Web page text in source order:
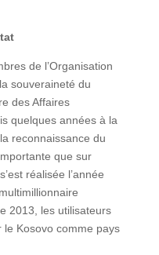
de l’Organisation
souveraineté du
des Affaires
quelques années à la
reconnaissance du
que sur
réalisée l’année
2013, les utilisateurs
Kosovo comme pays